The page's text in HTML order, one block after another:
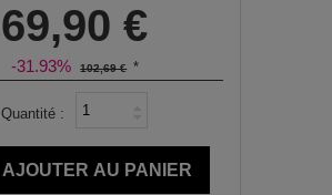
69,90 €
-31.93% 102,69 € *
Quantité :
AJOUTER AU PANIER